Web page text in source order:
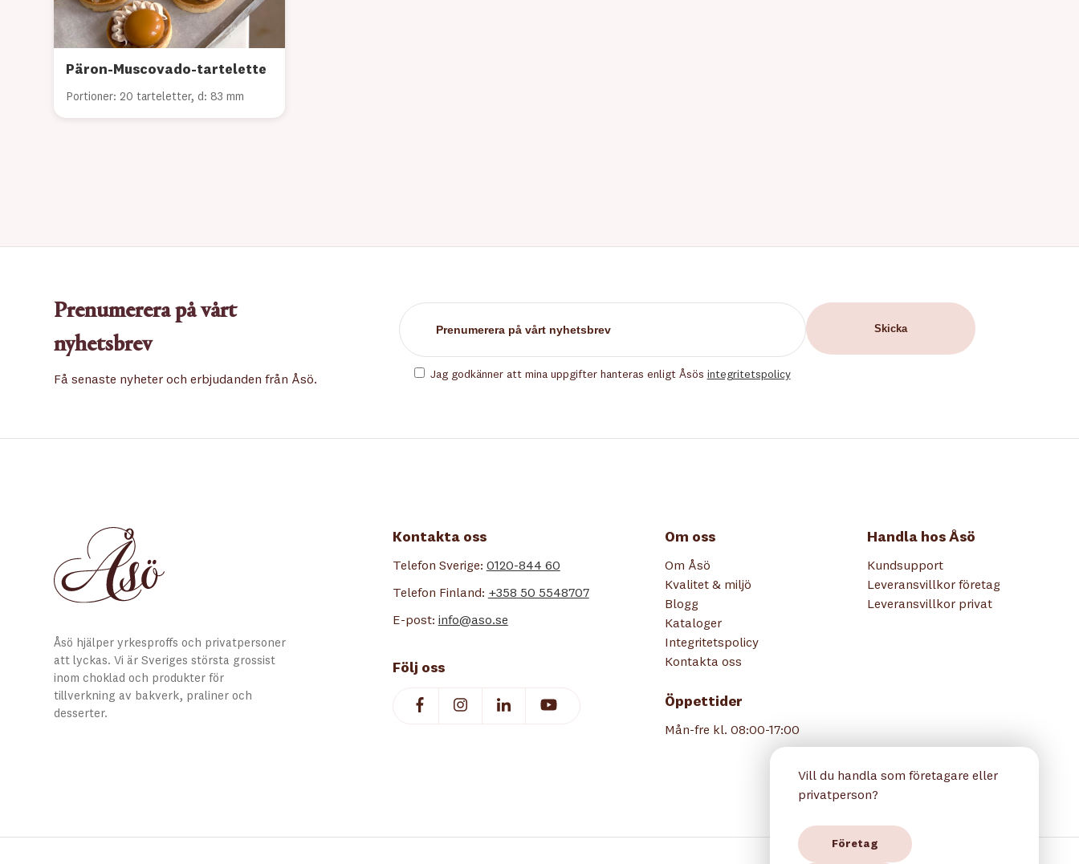
Päron-Muscovado-tartelette
Portioner: 20 tarteletter, d: 83 mm
Prenumerera på vårt
nyhetsbrev
Få senaste nyheter och erbjudanden från Åsö. Jag godkänner att mina uppgifter hanteras enligt Åsös integritetspolicy
Åsö hjälper yrkesproffs och privatpersoner
att lyckas. Vi är Sveriges största grossist
inom choklad och produkter för
tillverkning av bakverk, praliner och
desserter.
Kontakta oss
Telefon Sverige: 0120-844 60
Telefon Finland: +358 50 5548707
E-post: info@aso.se
Följ oss
Om oss
Om Åsö
Kvalitet & miljö
Blogg
Kataloger
Integritetspolicy
Kontakta oss
Öppettider
Mån-fre kl. 08:00-17:00
Handla hos Åsö
Kundsupport
Leveransvillkor företag
Leveransvillkor privat
Vill du handla som företagare eller
privatperson?
Företag